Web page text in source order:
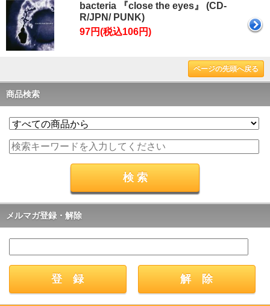
bacteria 『close the eyes』 (CD-
R/JPN/ PUNK)
97円(税込106円)
ページの先頭へ戻る
商品検索
メルマガ登録・解除